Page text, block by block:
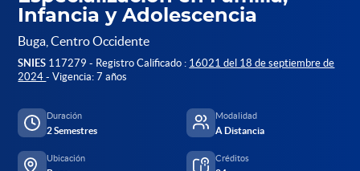
Infancia y Adolescencia
Buga, Centro Occidente
SNIES 117279 - Registro Calificado : 16021 del 18 de septiembre de
2024- Vigencia: 7 años
Duración
2 Semestres
Modalidad
A Distancia
Ubicación Créditos